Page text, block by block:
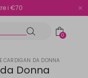
i €70
0
CARDIGAN DA DONNA
Donna